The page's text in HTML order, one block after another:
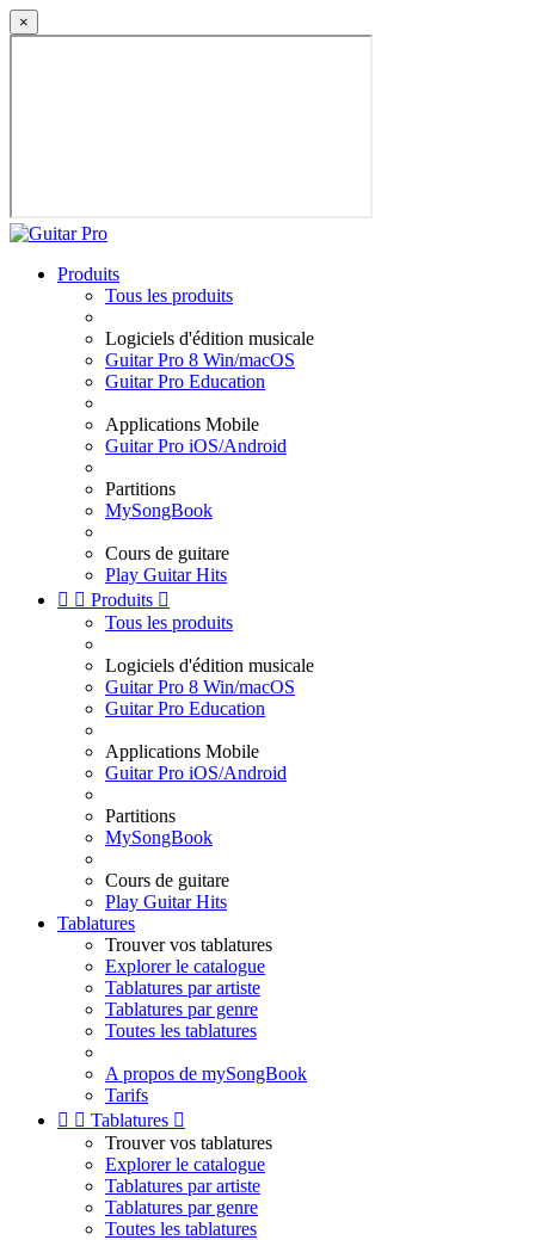
×
Produits
Tous les produits
Logiciels d'édition musicale
Guitar Pro 8 Win/macOS
Guitar Pro Education
Applications Mobile
Guitar Pro iOS/Android
Partitions
MySongBook
Cours de guitare
Play Guitar Hits
  Produits 
Tous les produits
Logiciels d'édition musicale
Guitar Pro 8 Win/macOS
Guitar Pro Education
Applications Mobile
Guitar Pro iOS/Android
Partitions
MySongBook
Cours de guitare
Play Guitar Hits
Tablatures
Trouver vos tablatures
Explorer le catalogue
Tablatures par artiste
Tablatures par genre
Toutes les tablatures
A propos de mySongBook
Tarifs
  Tablatures 
Trouver vos tablatures
Explorer le catalogue
Tablatures par artiste
Tablatures par genre
Toutes les tablatures